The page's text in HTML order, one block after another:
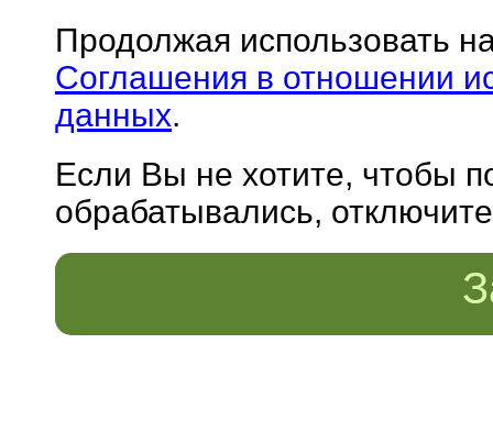
Продолжая использовать
Соглашения в отношении
данных.
Если Вы не хотите, чтобы
обрабатывались,